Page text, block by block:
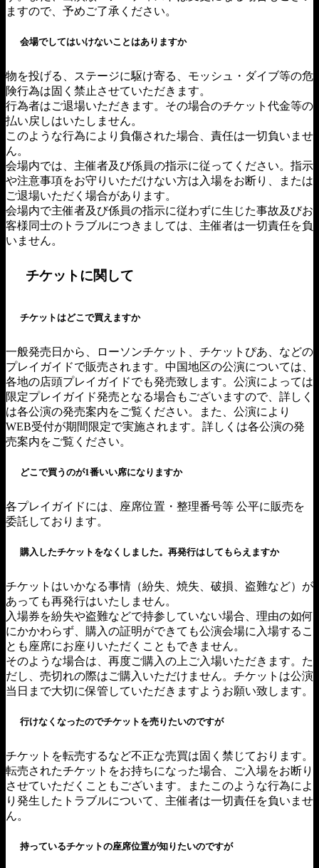
ますので、予めご了承ください。
会場でしてはいけないことはありますか
物を投げる、ステージに駆け寄る、モッシュ・ダイブ等の危
険行為は固く禁止させていただきます。
行為者はご退場いただきます。その場合のチケット代金等の
払い戻しはいたしません。
このような行為により負傷された場合、責任は一切負いませ
ん。
会場内では、主催者及び係員の指示に従ってください。指示
や注意事項をお守りいただけない方は入場をお断り、または
ご退場いただく場合があります。
会場内で主催者及び係員の指示に従わずに生じた事故及びお
客様同士のトラブルにつきましては、主催者は一切責任を負
いません。
チケットに関して
チケットはどこで買えますか
一般発売日から、ローソンチケット、チケットぴあ、などの
プレイガイドで販売されます。中国地区の公演については、
各地の店頭プレイガイドでも発売致します。公演によっては
限定プレイガイド発売となる場合もございますので、詳しく
は各公演の発売案内をご覧ください。また、公演により
WEB受付が期間限定で実施されます。詳しくは各公演の発
売案内をご覧ください。
どこで買うのが1番いい席になりますか
各プレイガイドには、座席位置・整理番号等 公平に販売を
委託しております。
購入したチケットをなくしました。再発行はしてもらえますか
チケットはいかなる事情（紛失、焼失、破損、盗難など）が
あっても再発行はいたしません。
入場券を紛失や盗難などで持参していない場合、理由の如何
にかかわらず、購入の証明ができても公演会場に入場するこ
とも座席にお座りいただくこともできません。
そのような場合は、再度ご購入の上ご入場いただきます。た
だし、売切れの際はご購入いただけません。チケットは公演
当日まで大切に保管していただきますようお願い致します。
行けなくなったのでチケットを売りたいのですが
チケットを転売するなど不正な売買は固く禁じております。
転売されたチケットをお持ちになった場合、ご入場をお断り
させていただくこともございます。またこのような行為によ
り発生したトラブルについて、主催者は一切責任を負いませ
ん。
持っているチケットの座席位置が知りたいのですが